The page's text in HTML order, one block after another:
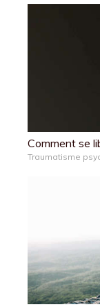
Comment se
Traumatisme